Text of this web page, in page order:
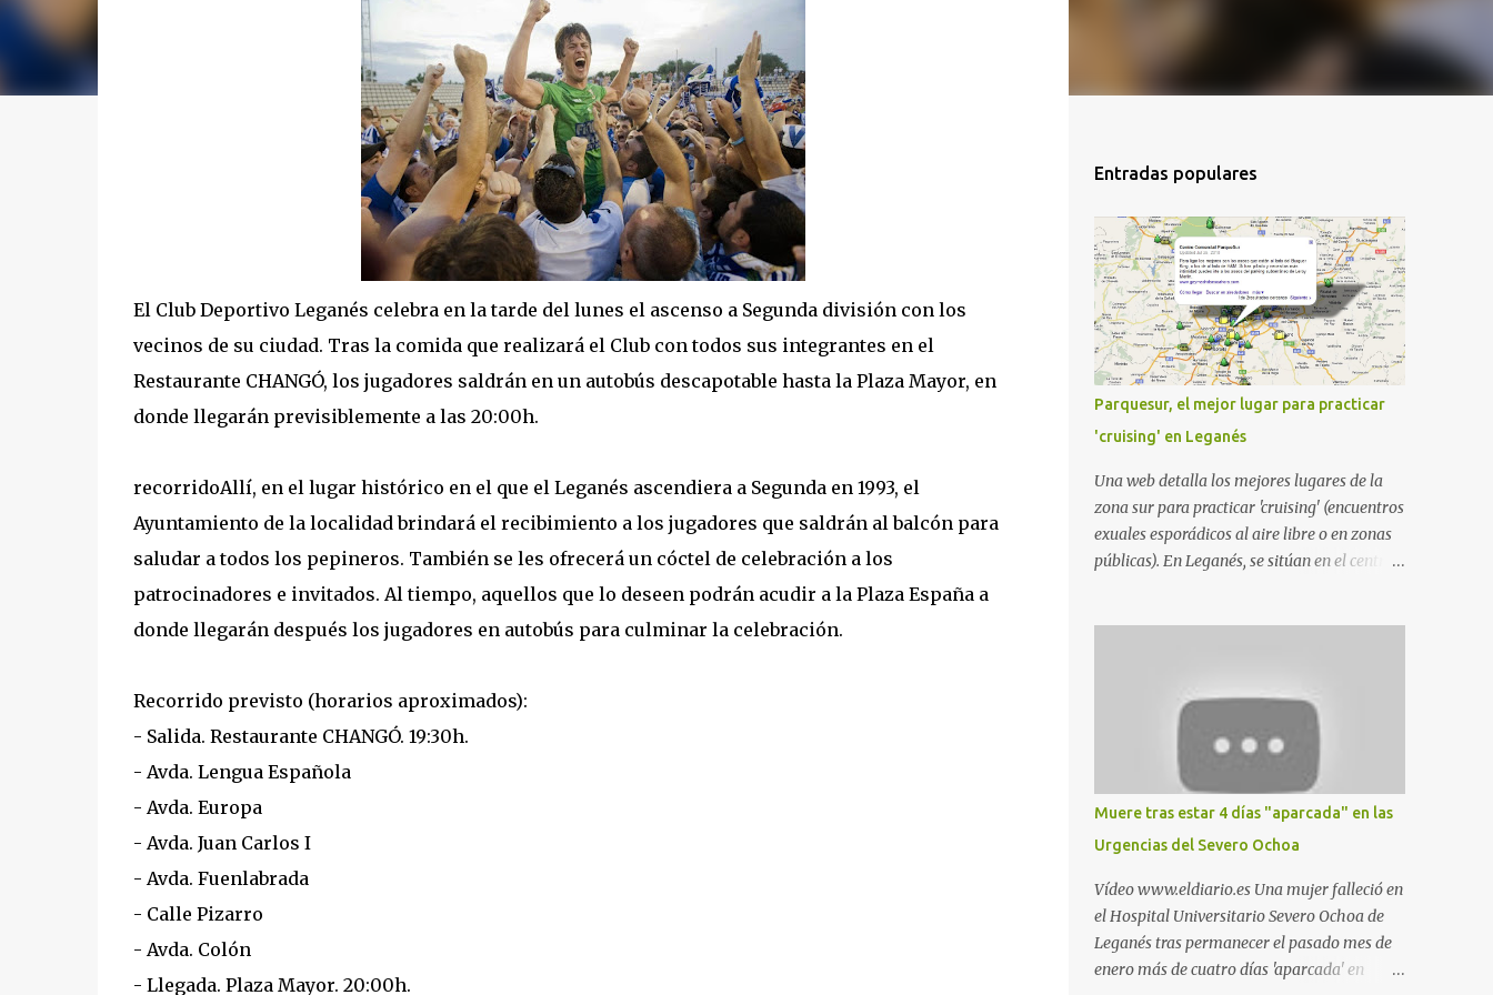
El Club Deportivo Leganés celebra en la tarde del lunes el ascenso a Segunda división con los
vecinos de su ciudad. Tras la comida que realizará el Club con todos sus integrantes en el
Restaurante CHANGÓ, los jugadores saldrán en un autobús descapotable hasta la Plaza Mayor, en
donde llegarán previsiblemente a las 20:00h.
recorridoAllí, en el lugar histórico en el que el Leganés ascendiera a Segunda en 1993, el
Ayuntamiento de la localidad brindará el recibimiento a los jugadores que saldrán al balcón para
saludar a todos los pepineros. También se les ofrecerá un cóctel de celebración a los
patrocinadores e invitados. Al tiempo, aquellos que lo deseen podrán acudir a la Plaza España a
donde llegarán después los jugadores en autobús para culminar la celebración.
Recorrido previsto (horarios aproximados):
- Salida. Restaurante CHANGÓ. 19:30h.
- Avda. Lengua Española
- Avda. Europa
- Avda. Juan Carlos I
- Avda. Fuenlabrada
- Calle Pizarro
- Avda. Colón
- Llegada. Plaza Mayor. 20:00h.
Entradas populares
Parquesur, el mejor lugar para practicar
'cruising' en Leganés
Una web detalla los mejores lugares de la
zona sur para practicar 'cruising' (encuentros
exuales esporádicos al aire libre o en zonas
públicas). En Leganés, se sitúan en el centro
indica esta información recopilada por los
propios practicantes. 'Ante la crisis, disfrute' ,
señalan. "Cruising: Parquesur: para ligar
baños junto a Burger King o H&M. Y si has
pillado pareja ocacional, parking
subterráneo de Leroy Merlin. Otro espacio
para el 'cruising' es enfrente al tanatorio
(junto al estadio municipal de Butarque) y
caminos entre el estadio y Plaza Nueva. Otro
lugar: Escombrera de Polvoranca, entre
Leganés y Móstoles También en el parque de
Muere tras estar 4 días "aparcada" en las
Urgencias del Severo Ochoa
Vídeo www.eldiario.es Una mujer falleció en
el Hospital Universitario Severo Ochoa de
Leganés tras permanecer el pasado mes de
enero más de cuatro días 'aparcada' en